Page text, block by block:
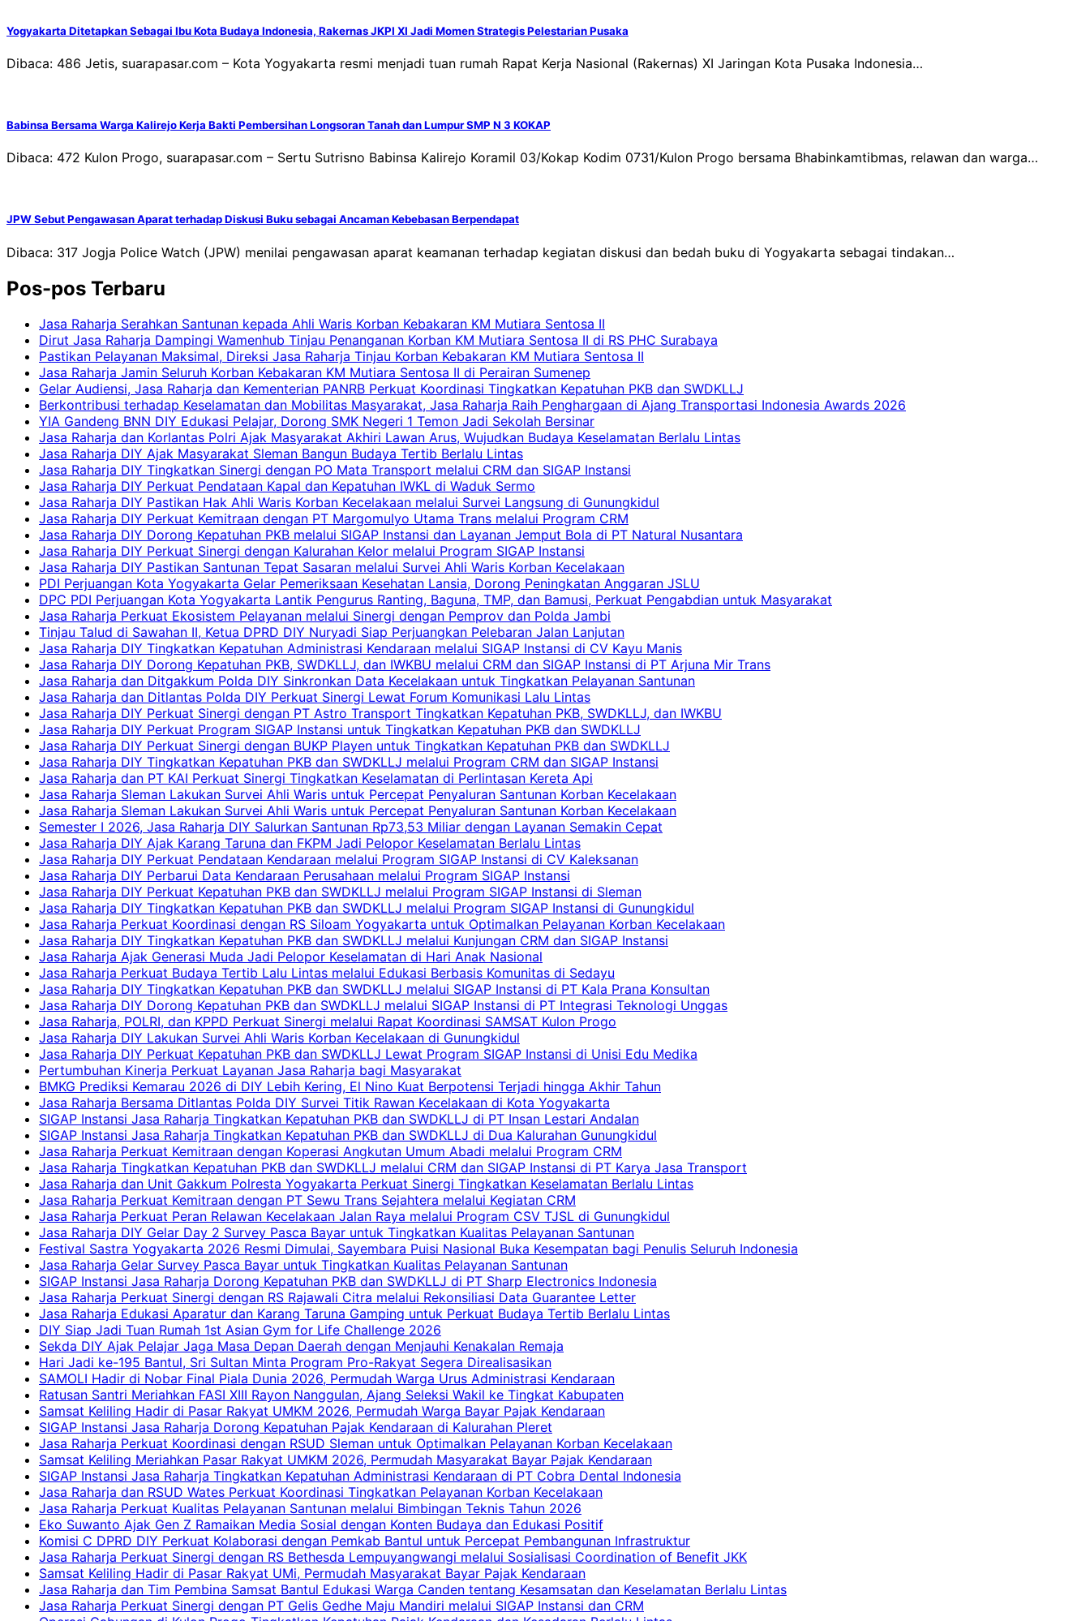
Yogyakarta Ditetapkan Sebagai Ibu Kota Budaya Indonesia, Rakernas JKPI XI Jadi Momen Strategis Pelestarian Pusaka
Dibaca: 486 Jetis, suarapasar.com – Kota Yogyakarta resmi menjadi tuan rumah Rapat Kerja Nasional (Rakernas) XI Jaringan Kota Pusaka Indonesia…
Babinsa Bersama Warga Kalirejo Kerja Bakti Pembersihan Longsoran Tanah dan Lumpur SMP N 3 KOKAP
Dibaca: 472 Kulon Progo, suarapasar.com – Sertu Sutrisno Babinsa Kalirejo Koramil 03/Kokap Kodim 0731/Kulon Progo bersama Bhabinkamtibmas, relawan dan warga…
JPW Sebut Pengawasan Aparat terhadap Diskusi Buku sebagai Ancaman Kebebasan Berpendapat
Dibaca: 317 Jogja Police Watch (JPW) menilai pengawasan aparat keamanan terhadap kegiatan diskusi dan bedah buku di Yogyakarta sebagai tindakan…
Pos-pos Terbaru
Jasa Raharja Serahkan Santunan kepada Ahli Waris Korban Kebakaran KM Mutiara Sentosa II
Dirut Jasa Raharja Dampingi Wamenhub Tinjau Penanganan Korban KM Mutiara Sentosa II di RS PHC Surabaya
Pastikan Pelayanan Maksimal, Direksi Jasa Raharja Tinjau Korban Kebakaran KM Mutiara Sentosa II
Jasa Raharja Jamin Seluruh Korban Kebakaran KM Mutiara Sentosa II di Perairan Sumenep
Gelar Audiensi, Jasa Raharja dan Kementerian PANRB Perkuat Koordinasi Tingkatkan Kepatuhan PKB dan SWDKLLJ
Berkontribusi terhadap Keselamatan dan Mobilitas Masyarakat, Jasa Raharja Raih Penghargaan di Ajang Transportasi Indonesia Awards 2026
YIA Gandeng BNN DIY Edukasi Pelajar, Dorong SMK Negeri 1 Temon Jadi Sekolah Bersinar
Jasa Raharja dan Korlantas Polri Ajak Masyarakat Akhiri Lawan Arus, Wujudkan Budaya Keselamatan Berlalu Lintas
Jasa Raharja DIY Ajak Masyarakat Sleman Bangun Budaya Tertib Berlalu Lintas
Jasa Raharja DIY Tingkatkan Sinergi dengan PO Mata Transport melalui CRM dan SIGAP Instansi
Jasa Raharja DIY Perkuat Pendataan Kapal dan Kepatuhan IWKL di Waduk Sermo
Jasa Raharja DIY Pastikan Hak Ahli Waris Korban Kecelakaan melalui Survei Langsung di Gunungkidul
Jasa Raharja DIY Perkuat Kemitraan dengan PT Margomulyo Utama Trans melalui Program CRM
Jasa Raharja DIY Dorong Kepatuhan PKB melalui SIGAP Instansi dan Layanan Jemput Bola di PT Natural Nusantara
Jasa Raharja DIY Perkuat Sinergi dengan Kalurahan Kelor melalui Program SIGAP Instansi
Jasa Raharja DIY Pastikan Santunan Tepat Sasaran melalui Survei Ahli Waris Korban Kecelakaan
PDI Perjuangan Kota Yogyakarta Gelar Pemeriksaan Kesehatan Lansia, Dorong Peningkatan Anggaran JSLU
DPC PDI Perjuangan Kota Yogyakarta Lantik Pengurus Ranting, Baguna, TMP, dan Bamusi, Perkuat Pengabdian untuk Masyarakat
Jasa Raharja Perkuat Ekosistem Pelayanan melalui Sinergi dengan Pemprov dan Polda Jambi
Tinjau Talud di Sawahan II, Ketua DPRD DIY Nuryadi Siap Perjuangkan Pelebaran Jalan Lanjutan
Jasa Raharja DIY Tingkatkan Kepatuhan Administrasi Kendaraan melalui SIGAP Instansi di CV Kayu Manis
Jasa Raharja DIY Dorong Kepatuhan PKB, SWDKLLJ, dan IWKBU melalui CRM dan SIGAP Instansi di PT Arjuna Mir Trans
Jasa Raharja dan Ditgakkum Polda DIY Sinkronkan Data Kecelakaan untuk Tingkatkan Pelayanan Santunan
Jasa Raharja dan Ditlantas Polda DIY Perkuat Sinergi Lewat Forum Komunikasi Lalu Lintas
Jasa Raharja DIY Perkuat Sinergi dengan PT Astro Transport Tingkatkan Kepatuhan PKB, SWDKLLJ, dan IWKBU
Jasa Raharja DIY Perkuat Program SIGAP Instansi untuk Tingkatkan Kepatuhan PKB dan SWDKLLJ
Jasa Raharja DIY Perkuat Sinergi dengan BUKP Playen untuk Tingkatkan Kepatuhan PKB dan SWDKLLJ
Jasa Raharja DIY Tingkatkan Kepatuhan PKB dan SWDKLLJ melalui Program CRM dan SIGAP Instansi
Jasa Raharja dan PT KAI Perkuat Sinergi Tingkatkan Keselamatan di Perlintasan Kereta Api
Jasa Raharja Sleman Lakukan Survei Ahli Waris untuk Percepat Penyaluran Santunan Korban Kecelakaan
Jasa Raharja Sleman Lakukan Survei Ahli Waris untuk Percepat Penyaluran Santunan Korban Kecelakaan
Semester I 2026, Jasa Raharja DIY Salurkan Santunan Rp73,53 Miliar dengan Layanan Semakin Cepat
Jasa Raharja DIY Ajak Karang Taruna dan FKPM Jadi Pelopor Keselamatan Berlalu Lintas
Jasa Raharja DIY Perkuat Pendataan Kendaraan melalui Program SIGAP Instansi di CV Kaleksanan
Jasa Raharja DIY Perbarui Data Kendaraan Perusahaan melalui Program SIGAP Instansi
Jasa Raharja DIY Perkuat Kepatuhan PKB dan SWDKLLJ melalui Program SIGAP Instansi di Sleman
Jasa Raharja DIY Tingkatkan Kepatuhan PKB dan SWDKLLJ melalui Program SIGAP Instansi di Gunungkidul
Jasa Raharja Perkuat Koordinasi dengan RS Siloam Yogyakarta untuk Optimalkan Pelayanan Korban Kecelakaan
Jasa Raharja DIY Tingkatkan Kepatuhan PKB dan SWDKLLJ melalui Kunjungan CRM dan SIGAP Instansi
Jasa Raharja Ajak Generasi Muda Jadi Pelopor Keselamatan di Hari Anak Nasional
Jasa Raharja Perkuat Budaya Tertib Lalu Lintas melalui Edukasi Berbasis Komunitas di Sedayu
Jasa Raharja DIY Tingkatkan Kepatuhan PKB dan SWDKLLJ melalui SIGAP Instansi di PT Kala Prana Konsultan
Jasa Raharja DIY Dorong Kepatuhan PKB dan SWDKLLJ melalui SIGAP Instansi di PT Integrasi Teknologi Unggas
Jasa Raharja, POLRI, dan KPPD Perkuat Sinergi melalui Rapat Koordinasi SAMSAT Kulon Progo
Jasa Raharja DIY Lakukan Survei Ahli Waris Korban Kecelakaan di Gunungkidul
Jasa Raharja DIY Perkuat Kepatuhan PKB dan SWDKLLJ Lewat Program SIGAP Instansi di Unisi Edu Medika
Pertumbuhan Kinerja Perkuat Layanan Jasa Raharja bagi Masyarakat
BMKG Prediksi Kemarau 2026 di DIY Lebih Kering, El Nino Kuat Berpotensi Terjadi hingga Akhir Tahun
Jasa Raharja Bersama Ditlantas Polda DIY Survei Titik Rawan Kecelakaan di Kota Yogyakarta
SIGAP Instansi Jasa Raharja Tingkatkan Kepatuhan PKB dan SWDKLLJ di PT Insan Lestari Andalan
SIGAP Instansi Jasa Raharja Tingkatkan Kepatuhan PKB dan SWDKLLJ di Dua Kalurahan Gunungkidul
Jasa Raharja Perkuat Kemitraan dengan Koperasi Angkutan Umum Abadi melalui Program CRM
Jasa Raharja Tingkatkan Kepatuhan PKB dan SWDKLLJ melalui CRM dan SIGAP Instansi di PT Karya Jasa Transport
Jasa Raharja dan Unit Gakkum Polresta Yogyakarta Perkuat Sinergi Tingkatkan Keselamatan Berlalu Lintas
Jasa Raharja Perkuat Kemitraan dengan PT Sewu Trans Sejahtera melalui Kegiatan CRM
Jasa Raharja Perkuat Peran Relawan Kecelakaan Jalan Raya melalui Program CSV TJSL di Gunungkidul
Jasa Raharja DIY Gelar Day 2 Survey Pasca Bayar untuk Tingkatkan Kualitas Pelayanan Santunan
Festival Sastra Yogyakarta 2026 Resmi Dimulai, Sayembara Puisi Nasional Buka Kesempatan bagi Penulis Seluruh Indonesia
Jasa Raharja Gelar Survey Pasca Bayar untuk Tingkatkan Kualitas Pelayanan Santunan
SIGAP Instansi Jasa Raharja Dorong Kepatuhan PKB dan SWDKLLJ di PT Sharp Electronics Indonesia
Jasa Raharja Perkuat Sinergi dengan RS Rajawali Citra melalui Rekonsiliasi Data Guarantee Letter
Jasa Raharja Edukasi Aparatur dan Karang Taruna Gamping untuk Perkuat Budaya Tertib Berlalu Lintas
DIY Siap Jadi Tuan Rumah 1st Asian Gym for Life Challenge 2026
Sekda DIY Ajak Pelajar Jaga Masa Depan Daerah dengan Menjauhi Kenakalan Remaja
Hari Jadi ke-195 Bantul, Sri Sultan Minta Program Pro-Rakyat Segera Direalisasikan
SAMOLI Hadir di Nobar Final Piala Dunia 2026, Permudah Warga Urus Administrasi Kendaraan
Ratusan Santri Meriahkan FASI XIII Rayon Nanggulan, Ajang Seleksi Wakil ke Tingkat Kabupaten
Samsat Keliling Hadir di Pasar Rakyat UMKM 2026, Permudah Warga Bayar Pajak Kendaraan
SIGAP Instansi Jasa Raharja Dorong Kepatuhan Pajak Kendaraan di Kalurahan Pleret
Jasa Raharja Perkuat Koordinasi dengan RSUD Sleman untuk Optimalkan Pelayanan Korban Kecelakaan
Samsat Keliling Meriahkan Pasar Rakyat UMKM 2026, Permudah Masyarakat Bayar Pajak Kendaraan
SIGAP Instansi Jasa Raharja Tingkatkan Kepatuhan Administrasi Kendaraan di PT Cobra Dental Indonesia
Jasa Raharja dan RSUD Wates Perkuat Koordinasi Tingkatkan Pelayanan Korban Kecelakaan
Jasa Raharja Perkuat Kualitas Pelayanan Santunan melalui Bimbingan Teknis Tahun 2026
Eko Suwanto Ajak Gen Z Ramaikan Media Sosial dengan Konten Budaya dan Edukasi Positif
Komisi C DPRD DIY Perkuat Kolaborasi dengan Pemkab Bantul untuk Percepat Pembangunan Infrastruktur
Jasa Raharja Perkuat Sinergi dengan RS Bethesda Lempuyangwangi melalui Sosialisasi Coordination of Benefit JKK
Samsat Keliling Hadir di Pasar Rakyat UMi, Permudah Masyarakat Bayar Pajak Kendaraan
Jasa Raharja dan Tim Pembina Samsat Bantul Edukasi Warga Canden tentang Kesamsatan dan Keselamatan Berlalu Lintas
Jasa Raharja Perkuat Sinergi dengan PT Gelis Gedhe Maju Mandiri melalui SIGAP Instansi dan CRM